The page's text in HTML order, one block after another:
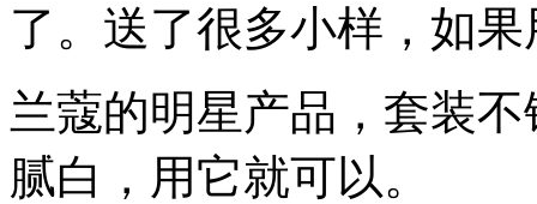
了。送了很多小样，如
兰蔻的明星产品，套装
腻白，用它就可以。